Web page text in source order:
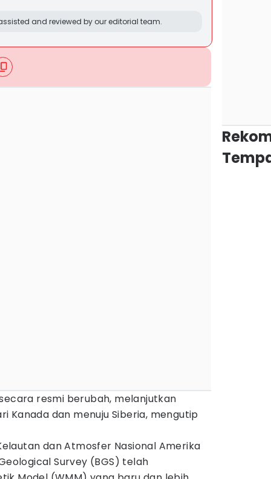
and reviewed by our editorial team.
resmi berubah, melanjutkan
Kanada dan menuju Siberia, mengutip
dan Atmosfer Nasional Amerika
Survey (BGS) telah